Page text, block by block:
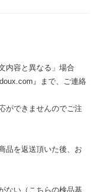
内容と異なる」場合
』まで、ご連絡
ができませんのでご注
品を返送頂いた後、お
ない（こちらの検品基